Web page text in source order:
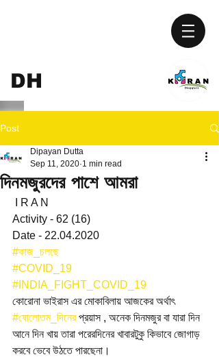
DH
Post
দিনমজুরদের পাশে আমরা
Dipayan Dutta
Sep 11, 2020 1 min read
I R A N
Activity - 62 (16)
Date - 22.04.2020
#কাজ_চলছে
#COVID_19
#INDIA_FIGHT_COVID_19
কোরোনা ভাইরাস এর মোকাবিলায় আজকের অর্থাৎ
#ষোলোতম_দিনের প্রয়াস , অনেক দিনমজুর বা যারা দিন
আনে দিন খায় তারা পরেরদিনের খাবারটুকু কিভাবে জোগাড়
করবে ভেবে উঠতে পারছেনা।